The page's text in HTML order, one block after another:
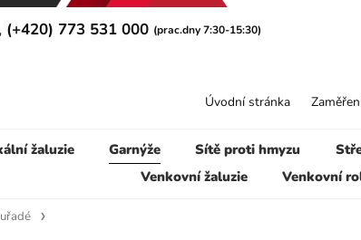
(+420) 773 531 000 (prac.dny 7:30-15:30)
žaluzie Garnýže Sítě proti hmyzu
Venkovní žaluzie
Venkovní
Úvodní stránka